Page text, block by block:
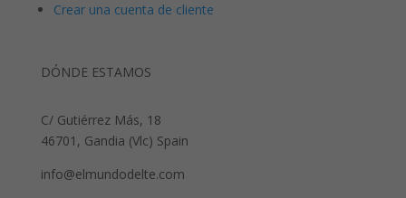
Crear una cuenta de cliente
DÓNDE ESTAMOS
C/ Gutiérrez Más, 18
46701, Gandia (Vlc) Spain
info@elmundodelte.com